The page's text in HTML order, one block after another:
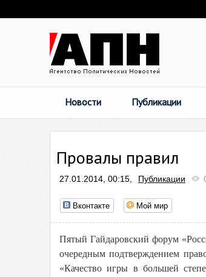
Новости Публикации
Провалы правил
27.01.2014, 00:15, Публикации
Вконтакте Мой мир
Пятый Гайдаровский форум
очередным подтверждением
«Качество игры в большей